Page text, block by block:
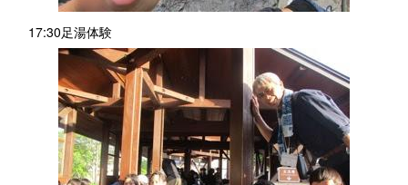
17:30足湯体験